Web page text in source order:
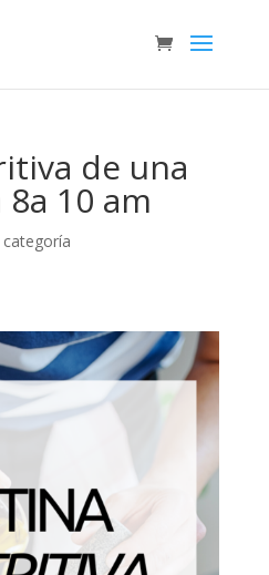
de una
10 am
categoría